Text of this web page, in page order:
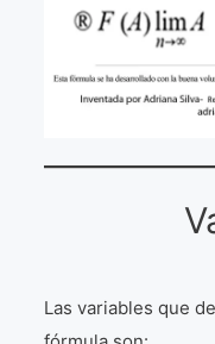
Las variables que